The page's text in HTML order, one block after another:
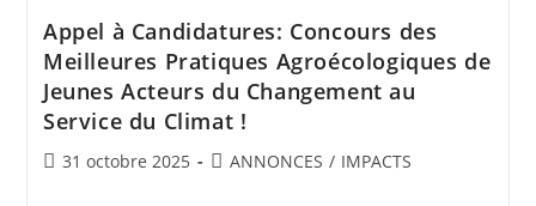
Appel à Candidatures: Concours des
Meilleures Pratiques Agroécologiques de
Jeunes Acteurs du Changement au
Service du Climat !
31 octobre 2025 ANNONCES / IMPACTS